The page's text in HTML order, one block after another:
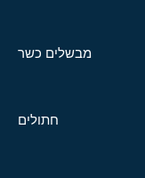
מבשלים כשר
חתולים